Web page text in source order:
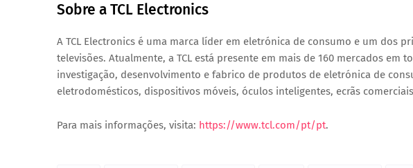
Sobre a TCL Electronics
A TCL Electronics é uma marca líder em eletrónica de consumo e um dos
televisões. Atualmente, a TCL está presente em mais de 160 mercados em
investigação, desenvolvimento e fabrico de produtos de eletrónica de
eletrodomésticos, dispositivos móveis, óculos inteligentes, ecrãs
Para mais informações, visita: https://www.tcl.com/pt/pt.